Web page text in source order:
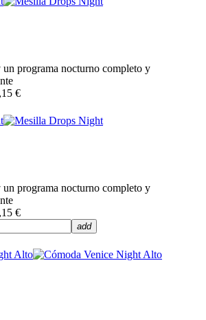
programa nocturno completo y
€
programa nocturno completo y
€
add